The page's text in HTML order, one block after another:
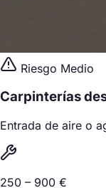
Riesgo Medio
Carpinterías
Entrada de aire o
250 – 900 €